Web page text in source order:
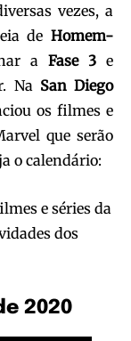
vezes, a
de Homem-
a Fase 3e
Na San Diego
os filmes e
que serão
o calendário:
e séries da
dos
2020